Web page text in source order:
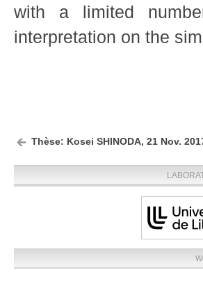
with a limited
interpretation on the
Thèse: Kosei SHINODA, 21 Nov.